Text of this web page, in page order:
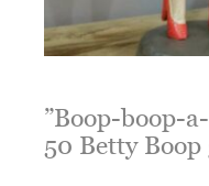
”Boop-boop-
50 Betty